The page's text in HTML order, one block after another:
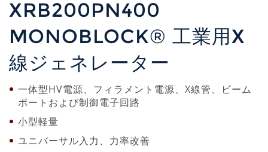
XRB200PN400
MONOBLOCK® 工業用X
線ジェネレーター
一体型HV電源、フィラメント電源、X線管、ビーム
ポートおよび制御電子回路
小型軽量
ユニバーサル入力、力率改善